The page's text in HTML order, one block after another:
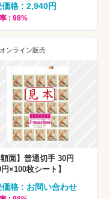
価格 : 2,940円
: 98%
オンライン販売
額面】普通切手 30円
円×100枚シート】
価格 : お問い合わせ